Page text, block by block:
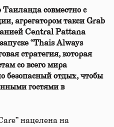
совместно с
агрегатором такси Grab
Central Pattana
“Thais Always
стратегия, которая
со всего мира
безопасный отдых, чтобы
гостями в
нацелена на